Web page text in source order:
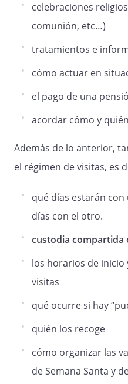
b. En cuanto a las
23 al 30 de diciembre,
otro del 31 de
primer año los
primer período con
cónyuge y en el año
modificar mediante
cónyuges.
pasarán el primer
cónyuges y el
cónyuges, de mutuo
en dos períodos.
de verano, los hijos
de cada uno de los
amistosamente qué
celebraciones
comunión, etc…)
tratamientos e
cómo actuar en
el pago de una
acordar cómo y
Además de lo anterior,
el régimen de visitas, es
qué días estarán
días con el otro.
custodia compartida
los horarios de inicio
visitas
qué ocurre si hay
quién los recoge
cómo organizar las
de Semana Santa y